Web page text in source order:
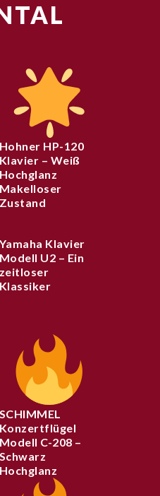
Hohner HP-120
Klavier – Weiß
Hochglanz
Makelloser
Zustand
Yamaha Klavier
Modell U2 – Ein
zeitloser
Klassiker
SCHIMMEL
Konzertflügel
Modell C-208 –
Schwarz
Hochglanz